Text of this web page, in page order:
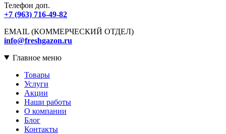
Телефон доп.
+7 (963) 716-49-82
EMAIL (КОММЕРЧЕСКИЙ ОТДЕЛ)
info@freshgazon.ru
Главное меню
Товары
Услуги
Акции
Наши работы
О компании
Блог
Контакты